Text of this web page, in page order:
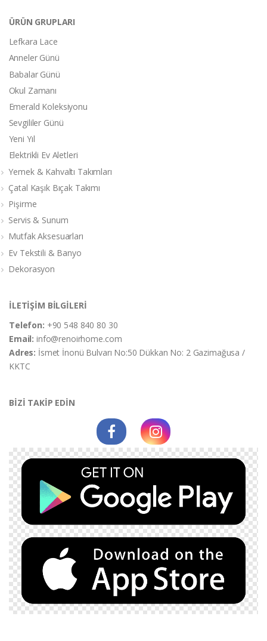
ÜRÜN GRUPLARI
Lefkara Lace
Anneler Günü
Babalar Günü
Okul Zamanı
Emerald Koleksiyonu
Sevgililer Günü
Yeni Yıl
Elektrikli Ev Aletleri
Yemek & Kahvaltı Takımları
Çatal Kaşık Bıçak Takımı
Pişirme
Servis & Sunum
Mutfak Aksesuarları
Ev Tekstili & Banyo
Dekorasyon
İLETİŞİM BİLGİLERİ
Telefon: +90 548 840 80 30
Email:info@renoirhome.com
Adres: İsmet İnonü Bulvarı No:50 Dükkan No: 2 Gazimağusa /
KKTC
BİZİ TAKİP EDİN